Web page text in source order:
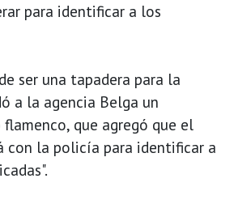
para identificar a los
ser una tapadera para la
a la agencia Belga un
que agregó que el
con la policía para identificar a